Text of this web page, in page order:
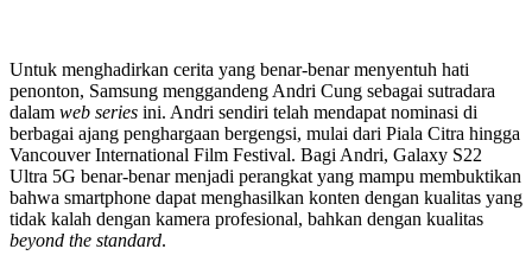
Untuk menghadirkan cerita yang benar-benar menyentuh hati
penonton, Samsung menggandeng Andri Cung sebagai sutradara
dalam web series ini. Andri sendiri telah mendapat nominasi di
berbagai ajang penghargaan bergengsi, mulai dari Piala Citra hingga
Vancouver International Film Festival. Bagi Andri, Galaxy S22
Ultra 5G benar-benar menjadi perangkat yang mampu membuktikan
bahwa smartphone dapat menghasilkan konten dengan kualitas yang
tidak kalah dengan kamera profesional, bahkan dengan kualitas
beyond the standard.